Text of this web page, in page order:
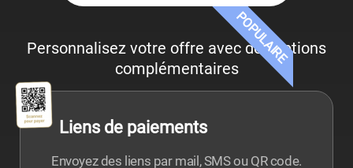
POPULAIRE
Personnalisez votre offre avec des options
complémentaires
Liens de paiements
Envoyez des liens par mail, SMS ou QR code.